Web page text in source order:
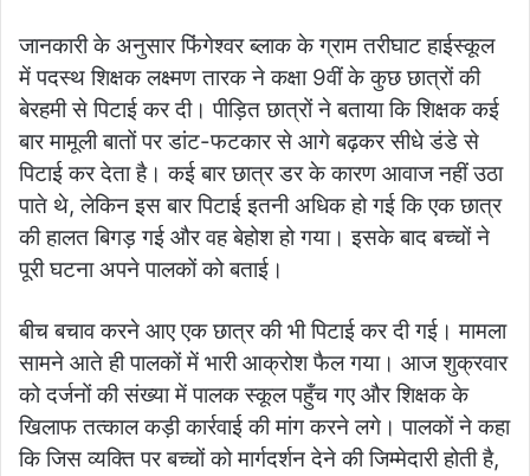
जानकारी के अनुसार फिंगेश्वर ब्लाक के ग्राम तरीघाट हाईस्कूल
में पदस्थ शिक्षक लक्ष्मण तारक ने कक्षा 9वीं के कुछ छात्रों की
बेरहमी से पिटाई कर दी। पीड़ित छात्रों ने बताया कि शिक्षक कई
बार मामूली बातों पर डांट-फटकार से आगे बढ़कर सीधे डंडे से
पिटाई कर देता है। कई बार छात्र डर के कारण आवाज नहीं उठा
पाते थे, लेकिन इस बार पिटाई इतनी अधिक हो गई कि एक छात्र
की हालत बिगड़ गई और वह बेहोश हो गया। इसके बाद बच्चों ने
पूरी घटना अपने पालकों को बताई।
बीच बचाव करने आए एक छात्र की भी पिटाई कर दी गई। मामला
सामने आते ही पालकों में भारी आक्रोश फैल गया। आज शुक्रवार
को दर्जनों की संख्या में पालक स्कूल पहुँच गए और शिक्षक के
खिलाफ तत्काल कड़ी कार्रवाई की मांग करने लगे। पालकों ने कहा
कि जिस व्यक्ति पर बच्चों को मार्गदर्शन देने की जिम्मेदारी होती है,